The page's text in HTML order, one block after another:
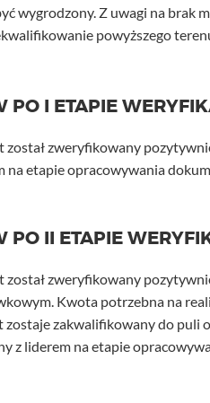
wygrodzony. Z uwagi na brak
powyższego
PO I ETAPIE
został zweryfikowany
na etapie opracowywania
PO II ETAPIE
został zweryfikowany
Kwota potrzebna na
zostaje zakwalifikowany do puli
z liderem na etapie